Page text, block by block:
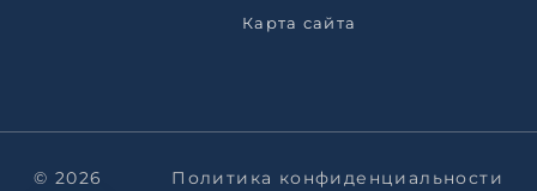
Карта сайта
© 2026 Политика конфиденциальности